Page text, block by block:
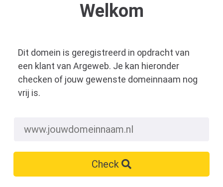
Welkom
Dit domein is geregistreerd in opdracht van
een klant van Argeweb. Je kan hieronder
checken of jouw gewenste domeinnaam nog
vrij is.
Check